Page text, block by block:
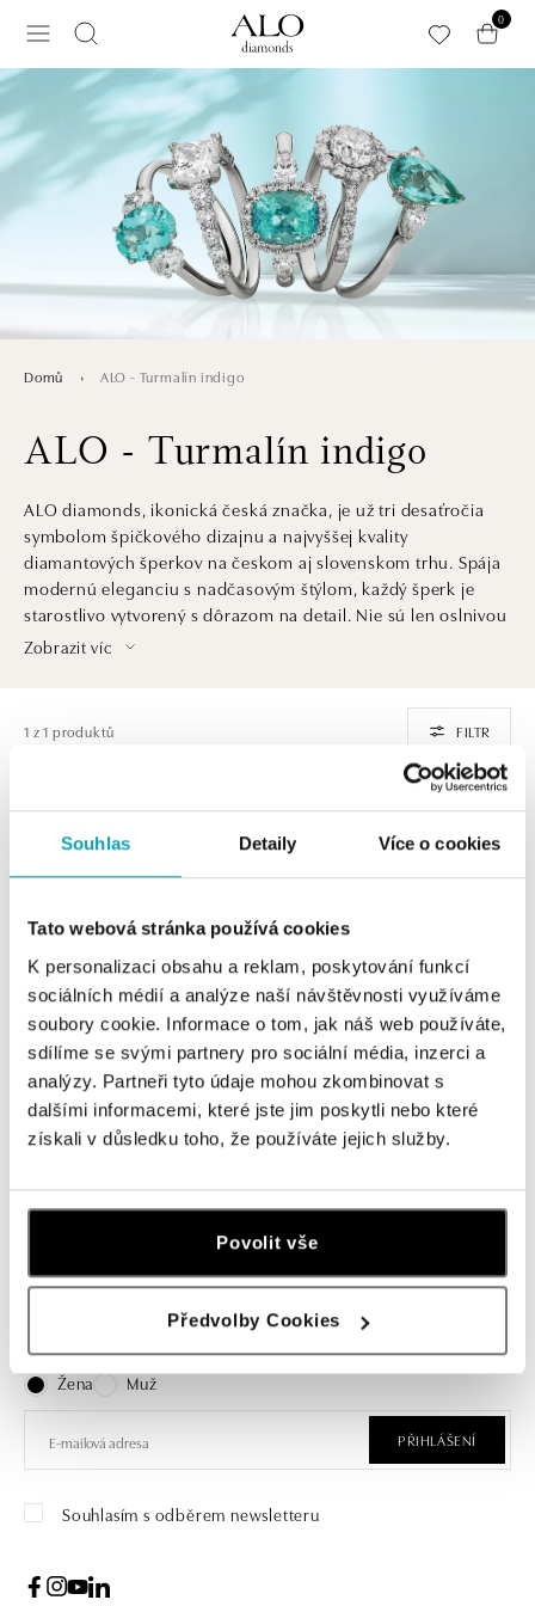
Souhlas Detaily Více o cookies
Tato webová stránka používá cookies
K personalizaci obsahu a reklam, poskytování funkcí
sociálních médií a analýze naší návštěvnosti využíváme
soubory cookie. Informace o tom, jak náš web používáte,
sdílíme se svými partnery pro sociální média, inzerci a
analýzy. Partneři tyto údaje mohou zkombinovat s
dalšími informacemi, které jste jim poskytli nebo které
získali v důsledku toho, že používáte jejich služby.
Povolit vše
Předvolby Cookies
0
Domů ALO - Turmalín indigo
ALO - Turmalín indigo
ALO diamonds, ikonická česká značka, je už tri desaťročia
symbolom špičkového dizajnu a najvyššej kvality
diamantových šperkov na českom aj slovenskom trhu. Spája
modernú eleganciu s nadčasovým štýlom, každý šperk je
starostlivo vytvorený s dôrazom na detail. Nie sú len oslnivou
ozdobou. Sú aj investíciou do krásy, ktorá pretrvá generácie
Zobrazit víc
1 z 1 produktů FILTR
ALO
Náhrdelník s diamanty a
turmalínem Seafoam Spark
od 319 779 Kč
Přihlášení k odběru newsletteru
Objevte nejnovější kolekce, novinky a exkluzivní produkty.
Žena
Muž
PŘIHLÁŠENÍ
Souhlasím s odběrem newsletteru